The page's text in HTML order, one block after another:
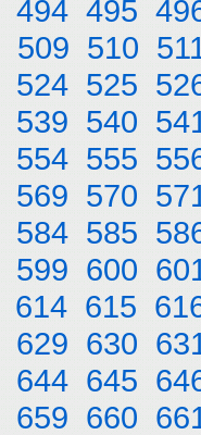
494 495
509 510
524 525
539 540
554 555
569 570
584 585
599 600
614 615
629 630
644 645
659 660